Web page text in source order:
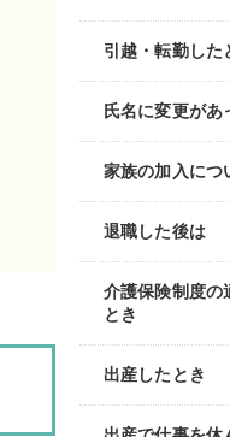
引越・転勤した
氏名に変更があ
家族の加入につ
退職した後は
介護保険制度の
とき
出産したとき